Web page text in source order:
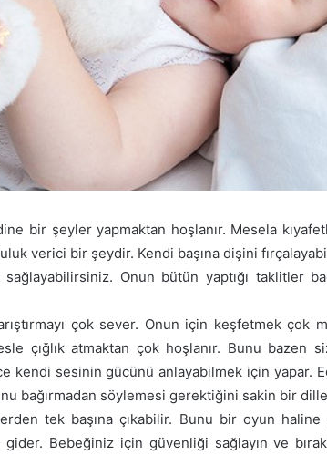
bir şeyler yapmaktan hoşlanır. Mesela
verici bir şeydir. Kendi başına dişini
Onun bütün yaptığı taklitler
çok sever. Onun için keşfetmek çok
çığlık atmaktan çok hoşlanır. Bunu bazen
kendi sesinin gücünü anlayabilmek için yapar.
bağırmadan söylemesi gerektiğini sakin bir dille
tek başına çıkabilir. Bunu bir oyun
Bebeğiniz için güvenliği sağlayın ve